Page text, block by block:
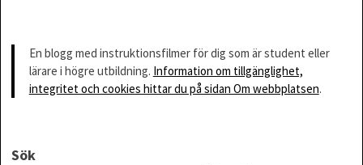
En blogg med instruktionsfilmer för dig som är student eller
lärare i högre utbildning. Information om tillgänglighet,
integritet och cookies hittar du på sidan Om webbplatsen.
Sök